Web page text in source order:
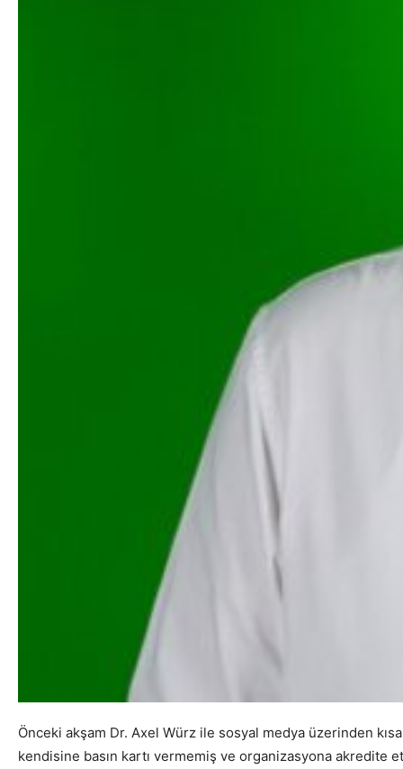
Önceki akşam Dr. Axel Würz ile sosyal medya üzerinden
kendisine basın kartı vermemiş ve organizasyona akredite